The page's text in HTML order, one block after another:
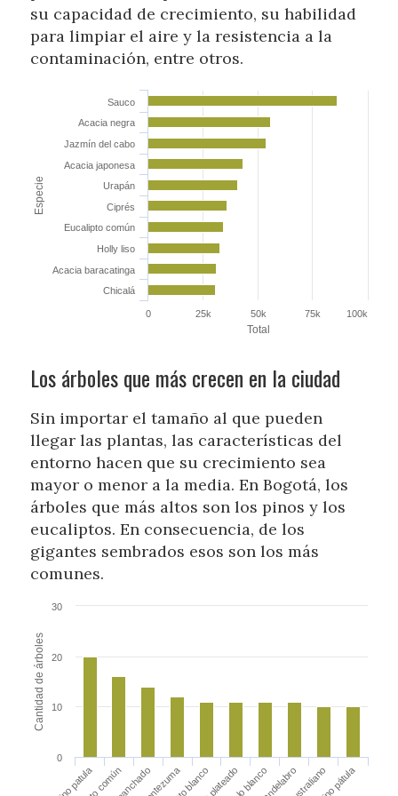
su capacidad de crecimiento, su habilidad
para limpiar el aire y la resistencia a la
contaminación, entre otros.
Especie
Total
Sauco
Acacia negra
Jazmín del cabo
Acacia japonesa
Urapán
Ciprés
Eucalipto común
Holly liso
Acacia baracatinga
Chicalá
0 100k
25k 50k 75k
Los árboles que más crecen en la ciudad
Sin importar el tamaño al que pueden
llegar las plantas, las características del
entorno hacen que su crecimiento sea
mayor o menor a la media. En Bogotá, los
árboles que más altos son los pinos y los
eucaliptos. En consecuencia, de los
gigantes sembrados esos son los más
comunes.
Cantidad de árboles
Pino patula Palo blanco Pino pátula
0
10
20
30